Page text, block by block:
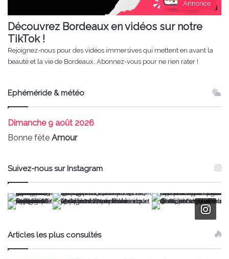
Annonce
Découvrez Bordeaux en vidéos sur notre
TikTok !
Rejoignez-nous pour des vidéos immersives qui mettent en avant la
beauté et la vie de Bordeaux. Abonnez-vous pour ne rien rater !
Ephéméride & météo
Dimanche9 août 2026
Bonne fête Amour
Suivez-nous sur Instagram
Articles les plus consultés